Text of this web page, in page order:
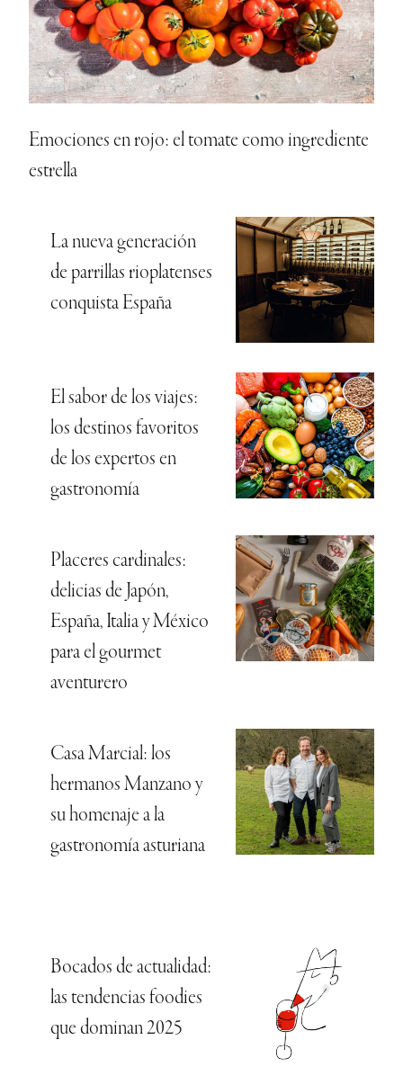
Emociones en rojo: el tomate como ingrediente
estrella
La nueva generación
de parrillas rioplatenses
conquista España
El sabor de los viajes:
los destinos favoritos
de los expertos en
gastronomía
Placeres cardinales:
delicias de Japón,
España, Italia y México
para el gourmet
aventurero
Casa Marcial: los
hermanos Manzano y
su homenaje a la
gastronomía asturiana
Bocados de actualidad:
las tendencias foodies
que dominan 2025